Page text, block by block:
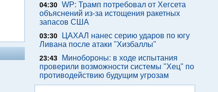
04:30 WP: Трамп потребовал от Хегсета
объяснений из-за истощения ракетных
запасов США
03:30
ЦАХАЛ нанес серию ударов по югу
Ливана после атаки "Хизбаллы"
23:43
Минобороны: в ходе испытания
проверили возможности системы "Хец" по
противодействию будущим угрозам